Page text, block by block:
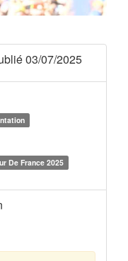
03/07/2025
De France 2025